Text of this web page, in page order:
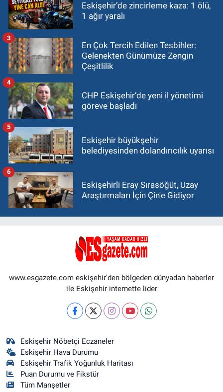
Eskişehir’de zincirleme kaza: 1 ölü,
1 ağır yaralı
En Çok Tercih Edilen Tesbihler:
Gelenekten Günümüze Zengin
Çeşitlilik
3
CHP Eskişehir’de yeni il yönetimi
göreve başladı
4
Eskişehir büyükşehir
belediyesinden dolandırıcılık uyarısı
5
Eskişehirli Eray Sırasöğüt, Uzay
Araştırmaları İçin Çin'e Gidiyor
6
www.esgazete.com eskişehir'den bölgeden dünyadan haberler
ile Eskişehir internette lider
Eskişehir Nöbetçi Eczaneler
Eskişehir Hava Durumu
Eskişehir Trafik Yoğunluk Haritası
Puan Durumu ve Fikstür
Tüm Manşetler